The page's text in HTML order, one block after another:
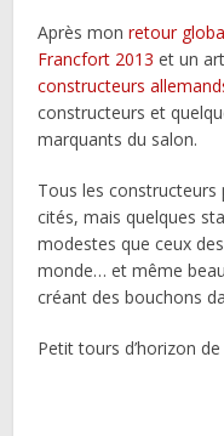
Après monretour
Francfort 2013 et un
constructeurs
constructeurs et
marquants du salon.
Tous les constructeurs
cités, mais quelques
modestes que ceux
monde… et même
créant des bouchons
Petit tours d’horizon